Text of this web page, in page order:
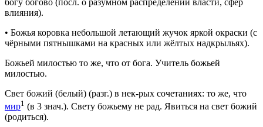
влияния).
• Божья коровка небольшой летающий жучок яркой окраски (с
чёрными пятнышками на красных или жёлтых надкрыльях).
Божьей милостью то же, что от бога. Учитель божьей
милостью.
Свет божий (белый) (разг.) в нек-рых сочетаниях: то же, что
мир1 (в 3 знач.). Свету божьему не рад. Явиться на свет божий
(родиться).